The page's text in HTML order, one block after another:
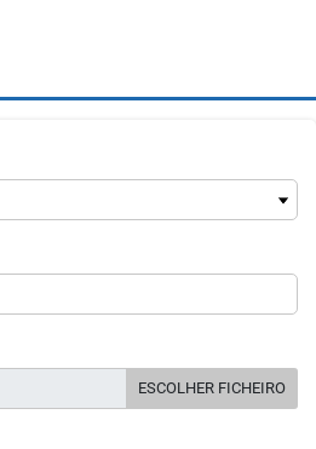
ESCOLHER FICHEIRO